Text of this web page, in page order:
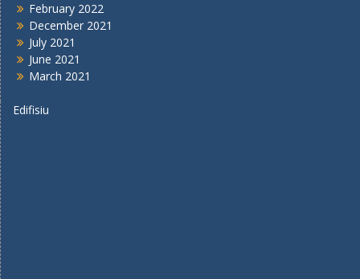
February 2022
December 2021
July 2021
June 2021
March 2021
Edifisiu